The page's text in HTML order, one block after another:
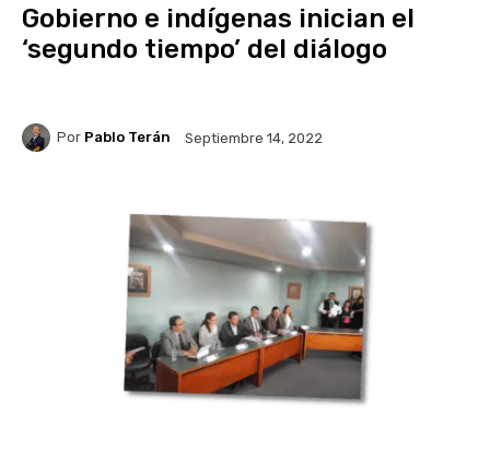
Gobierno e indígenas inician el
‘segundo tiempo’ del diálogo
Por Pablo Terán Septiembre 14, 2022